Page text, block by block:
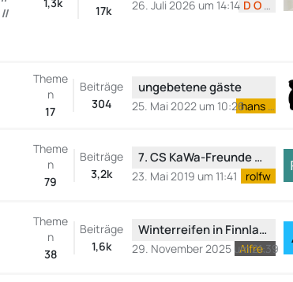
t
//
17k
e
ä
D O C
26. Juli 2026 um 14:14
Theme
n
17
Beiträge
304
e
e
t
r
ungebetene gäste
hans o
25. Mai 2022 um 10:26
Theme
n
79
Beiträge
3,2k
e
e
B
7. CS KaWa-Freunde DummSchlauSchnackerTreffen vom 1. - 5. Mai 2019 in Oberbozen, Italien
rolfw
23. Mai 2019 um 11:41
Theme
n
38
Beiträge
1,6k
e
Winterreifen in Finnland mieten?
Alfredossi
29. November 2025 um 21:39